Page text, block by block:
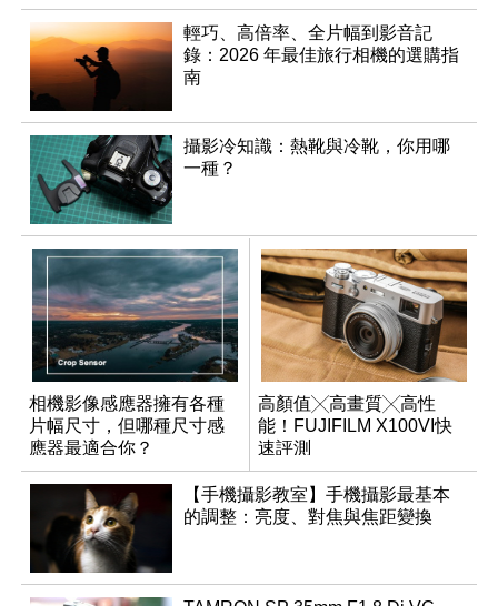
輕巧、高倍率、全片幅到影音記
錄：2026 年最佳旅行相機的選購指
南
攝影冷知識：熱靴與冷靴，你用哪
一種？
相機影像感應器擁有各種
片幅尺寸，但哪種尺寸感
應器最適合你？
高顏值╳高畫質╳高性
能！FUJIFILM X100VI快
速評測
【手機攝影教室】手機攝影最基本
的調整：亮度、對焦與焦距變換